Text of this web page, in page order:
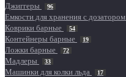
Джиггеры 96
Емкости для хранения с дозатором
Коврики барные 54
Контейнеры барные 19
Ложки барные 72
Мадлеры 33
Машинки для колки льда 17